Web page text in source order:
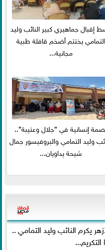
إقبال جماهيري كبير النائب وليد
التمامي يختتم أضخم قافلة طبية
مجانية...
إنسانية في ”جلال وعتيبة”..
وليد التمامي والبروفيسور جمال
شيحة يداويان...
يكرم النائب وليد التمامي ..